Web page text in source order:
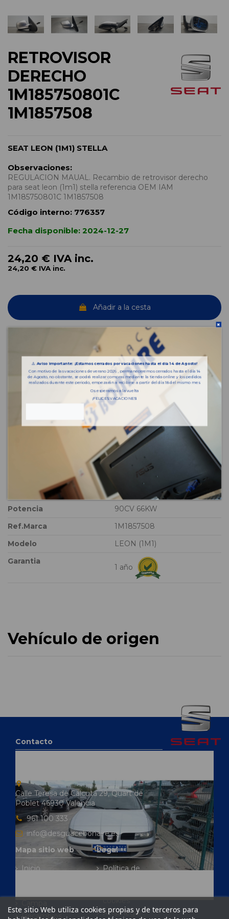
RETROVISOR
DERECHO
1M185750801C
1M1857508
SEAT LEON (1M1) STELLA
Observaciones:
REGULACION MAUAL. Recambio de retrovisor derecho
para seat leon (1m1) stella referencia OEM IAM
1M185750801C 1M1857508
Código interno: 776357
Fecha disponible: 2024-12-27
24,20 € IVA inc.
24,20 € IVA inc.
Añadir a la cesta
¿Necesitas ayuda? Habla con nosotros
Características del vehículo
OEM:
1M185750801C
Año fabricación
2002
ALH
VSSZZZ1MZ2R086608
Stella
Potencia
90CV 66KW
Ref.Marca
1M1857508
Modelo
LEON (1M1)
Garantia
1 año
Vehículo de origen
Contacto
Calle Teresa de Calcuta 29, Quart de
Poblet 46930 Valencia
961 100 333
info@desguacebonaire.es
Mapa sitio web
Inicio
Recambios
Legal
Política de
Aviso legal
Este sitio Web utiliza cookies propias y de terceros para
⚠️Aviso importante: ¡Estamos cerrados por vacaciones hasta el día 14 de Agosto!
Con motivo de las vacaciones de verano 2026 , permaneceremos cerrados hasta el día 14
de Agosto, no obstante, se podrá realizar compras mediante la tienda online y los pedidos
realizados durante este periodo, empezarán a recibirse a partir del día 18 del mismo mes.
Os esperamos a la vuelta
¡FELICES VACACIONES!